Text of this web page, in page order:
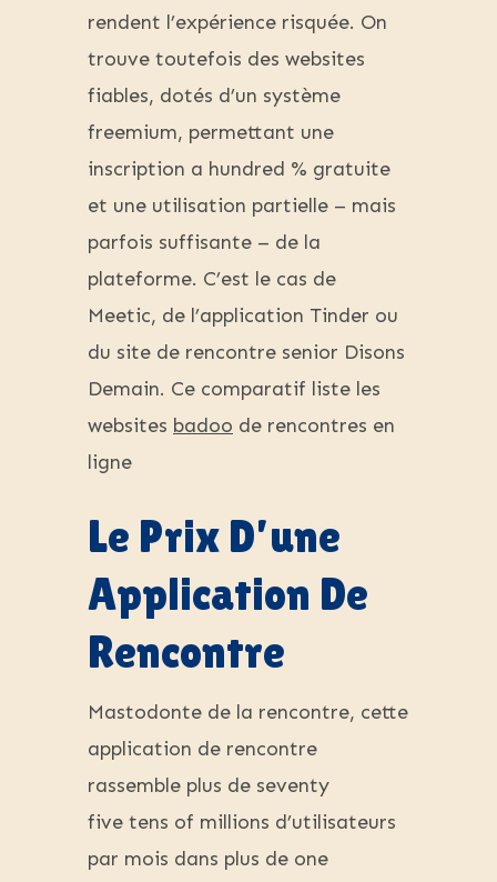
rendent l’expérience risquée. On
trouve toutefois des websites
fiables, dotés d’un système
freemium, permettant une
inscription a hundred % gratuite
et une utilisation partielle – mais
parfois suffisante – de la
plateforme. C’est le cas de
Meetic, de l’application Tinder ou
du site de rencontre senior Disons
Demain. Ce comparatif liste les
websites badoo de rencontres en
ligne
Le Prix D’une
Application De
Rencontre
Mastodonte de la rencontre, cette
application de rencontre
rassemble plus de seventy
five tens of millions d’utilisateurs
par mois dans plus de one